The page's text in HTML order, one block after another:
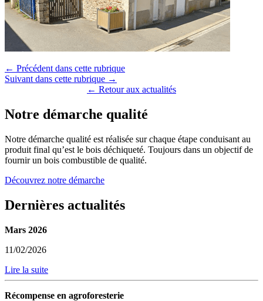
← Précédent dans cette rubrique
Suivant dans cette rubrique →
← Retour aux actualités
Notre démarche qualité
Notre démarche qualité est réalisée sur chaque étape conduisant au
produit final qu’est le bois déchiqueté. Toujours dans un objectif de
fournir un bois combustible de qualité.
Découvrez notre démarche
Dernières actualités
Mars 2026
11/02/2026
Lire la suite
Récompense en agroforesterie